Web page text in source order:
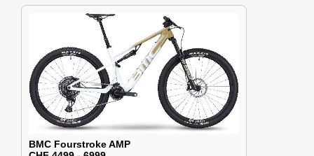
BMC Fourstroke AMP